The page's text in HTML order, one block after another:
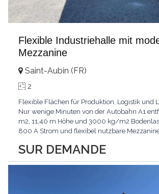
Flexible Industriehalle mit
Mezzanine
SUR DEMANDE
Saint-Aubin (FR)
2
Flexible Flächen für Produktion, Logistik und
Nur wenige Minuten von der Autobahn A1
m2, 11,40 m Höhe und 3000 kg/m2
800 A Strom und flexibel nutzbare
Leistungsstarke Industriefläche für effiziente
Betriebsabläufe.Interessiert? JETZT anrufen: